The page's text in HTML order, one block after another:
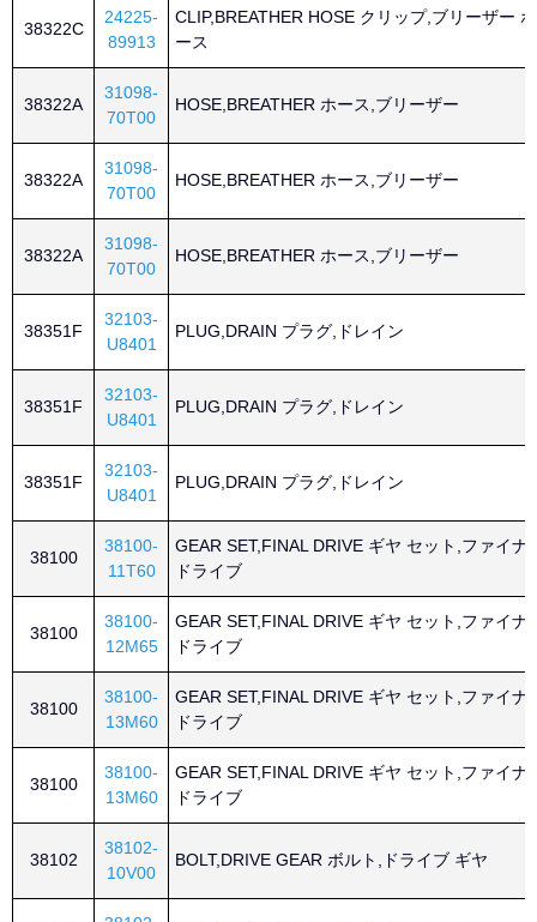
38322C
24225-
89913
CLIP,BREATHER HOSE クリップ,ブリーザー ホ
ース
38322A
31098-
70T00
HOSE,BREATHER ホース,ブリーザー
38322A
31098-
70T00
HOSE,BREATHER ホース,ブリーザー
38322A
31098-
70T00
HOSE,BREATHER ホース,ブリーザー
38351F
32103-
U8401
PLUG,DRAIN プラグ,ドレイン
38351F
32103-
U8401
PLUG,DRAIN プラグ,ドレイン
38351F
32103-
U8401
PLUG,DRAIN プラグ,ドレイン
38100
38100-
11T60
GEAR SET,FINAL DRIVE ギヤ セット,ファイナ
ドライブ
38100
38100-
12M65
GEAR SET,FINAL DRIVE ギヤ セット,ファイナ
ドライブ
38100
38100-
13M60
GEAR SET,FINAL DRIVE ギヤ セット,ファイナ
ドライブ
38100
38100-
13M60
GEAR SET,FINAL DRIVE ギヤ セット,ファイナ
ドライブ
38102
38102-
10V00
BOLT,DRIVE GEAR ボルト,ドライブ ギヤ